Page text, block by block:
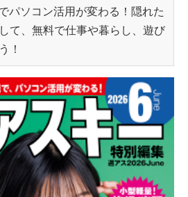
パソコン活用が変わる！隠れた
て、無料で仕事や暮らし、遊び
！